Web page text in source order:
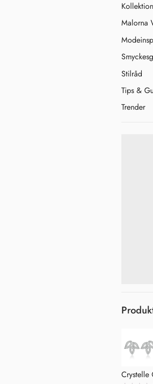
Malorna
Stilråd
Tips &
Trender
Crystelle